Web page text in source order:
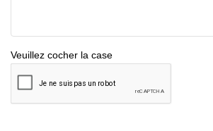
Veuillez cocher la case